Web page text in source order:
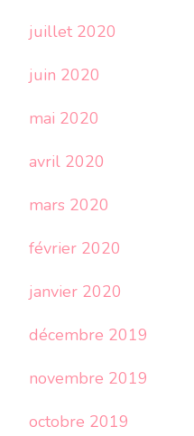
juillet 2020
juin 2020
mai 2020
avril 2020
mars 2020
février 2020
janvier 2020
décembre 2019
novembre 2019
octobre 2019